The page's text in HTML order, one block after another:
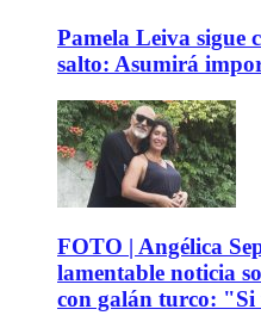
Pamela Leiva sigue
salto: Asumirá
FOTO | Angélica
lamentable noticia
con galán turco: "Si